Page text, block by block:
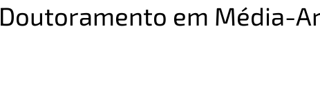
Doutoramento em Média-